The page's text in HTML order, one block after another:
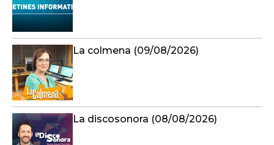
La colmena (09/08/2026)
La discosonora (08/08/2026)